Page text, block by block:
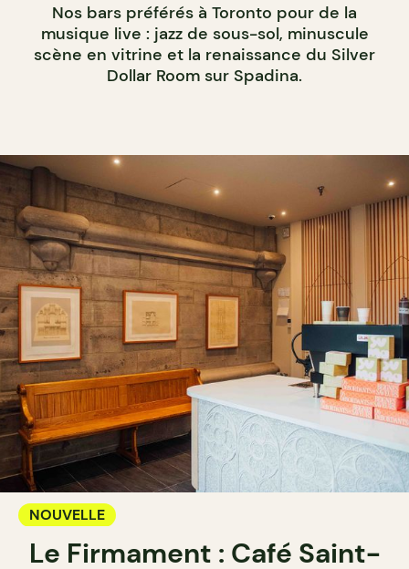
Nos bars préférés à Toronto pour de la
musique live : jazz de sous-sol, minuscule
scène en vitrine et la renaissance du Silver
Dollar Room sur Spadina.
NOUVELLE
Le Firmament : Café Saint-